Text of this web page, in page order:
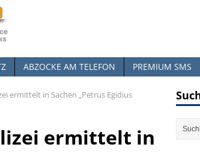
ABZOCKE AM TELEFON PREMIUM SMS
ermittelt in Sachen „Petrus Egidius
ermittelt in